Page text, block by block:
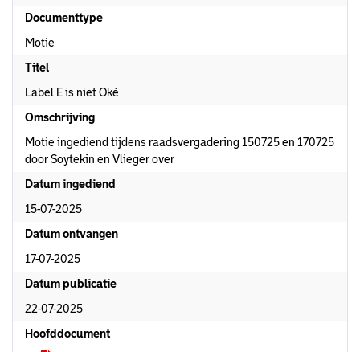
Documenttype
Motie
Titel
Label E is niet Oké
Omschrijving
Motie ingediend tijdens raadsvergadering 150725 en 170725
door Soytekin en Vlieger over
Datum ingediend
15-07-2025
Datum ontvangen
17-07-2025
Datum publicatie
22-07-2025
Hoofddocument